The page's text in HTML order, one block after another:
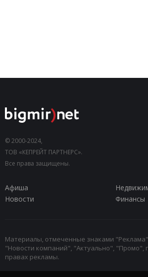
© 2000-2024,
ТОВ «КЕПРЕЙТ ПАРТНЕРС».
Все права защищены.
Афиша
Новости
Финансы
Материалы, отмеченные знаками
"Новости компаний", "Актуально", "Промо",
правах рекламы.